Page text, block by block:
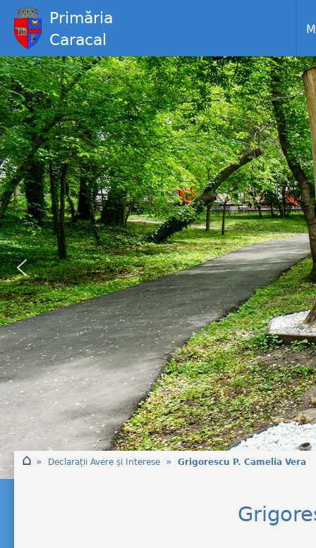
Primăria
Caracal
⌂ » Declarații Avere și Interese » Grigorescu P. Camelia Vera